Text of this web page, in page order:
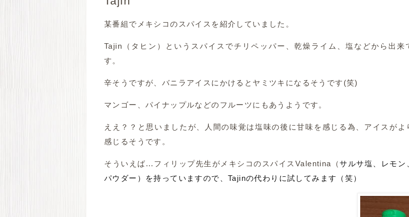
某番組でメキシコのスパイスを紹介していました。
Tajin（タヒン）というスパイスでチリペッパー、乾燥ライム、塩などから出来
す。
辛そうですが、バニラアイスにかけるとヤミツキになるそうです(笑)
マンゴー、パイナップルなどのフルーツにもあうようです。
ええ？？と思いましたが、人間の味覚は塩味の後に甘味を感じる為、アイスがよ
感じるそうです。
そういえば...フィリップ先生がメキシコのスパイスValentina（サルサ塩、レモン
パウダー）を持っていますので、Tajinの代わりに試してみます（笑）